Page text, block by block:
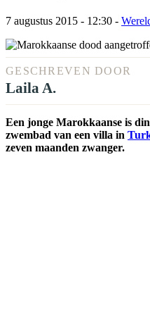
7 augustus 2015 - 12:30 -
GESCHREVEN DOOR
Laila A.
Een jonge Marokkaanse is
zwembad van een villa in
zeven maanden zwanger.